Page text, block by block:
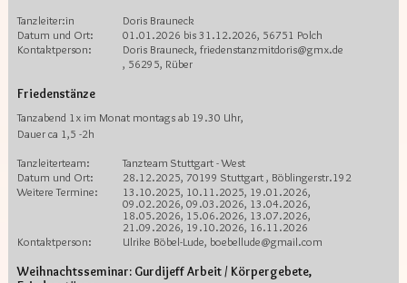
Tanzleiter:in
Doris Brauneck
Datum und Ort:
01.01.2026 bis 31.12.2026, 56751 Polch
Kontaktperson:
Doris Brauneck, friedenstanzmitdoris@gmx.de
, 56295, Rüber
Friedenstänze
Tanzabend 1x im Monat montags ab 19.30 Uhr,
Dauer ca 1,5 -2h
Tanzleiterteam:
Tanzteam Stuttgart - West
Datum und Ort:
28.12.2025, 70199 Stuttgart , Böblingerstr.192
Weitere Termine:
13.10.2025, 10.11.2025, 19.01.2026,
09.02.2026, 09.03.2026, 13.04.2026,
18.05.2026, 15.06.2026, 13.07.2026,
21.09.2026, 19.10.2026, 16.11.2026
Kontaktperson:
Ulrike Böbel-Lude, boebellude@gmail.com
Weihnachtsseminar: Gurdijeff Arbeit / Körpergebete,